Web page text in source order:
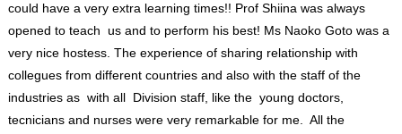
could have a very extra learning times!! Prof Shiina was always
opened to teach us and to perform his best! Ms Naoko Goto was a
very nice hostess. The experience of sharing relationship with
collegues from different countries and also with the staff of the
industries as with all Division staff, like the young doctors,
tecnicians and nurses were very remarkable for me. All the